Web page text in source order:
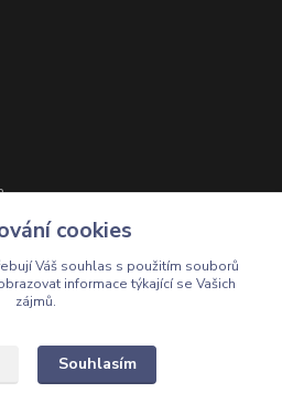
8-14 hod.
sběr cookies.
cookies
Váš souhlas s použitím souborů
informace týkající se Vašich
zájmů.
Souhlasím